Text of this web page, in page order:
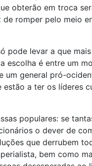
obterão em troca
romper pelo meio
pode levar a que
escolha é entre um
general pró-
a ter os líderes
populares: se
o dever de
que derrubem
bem como